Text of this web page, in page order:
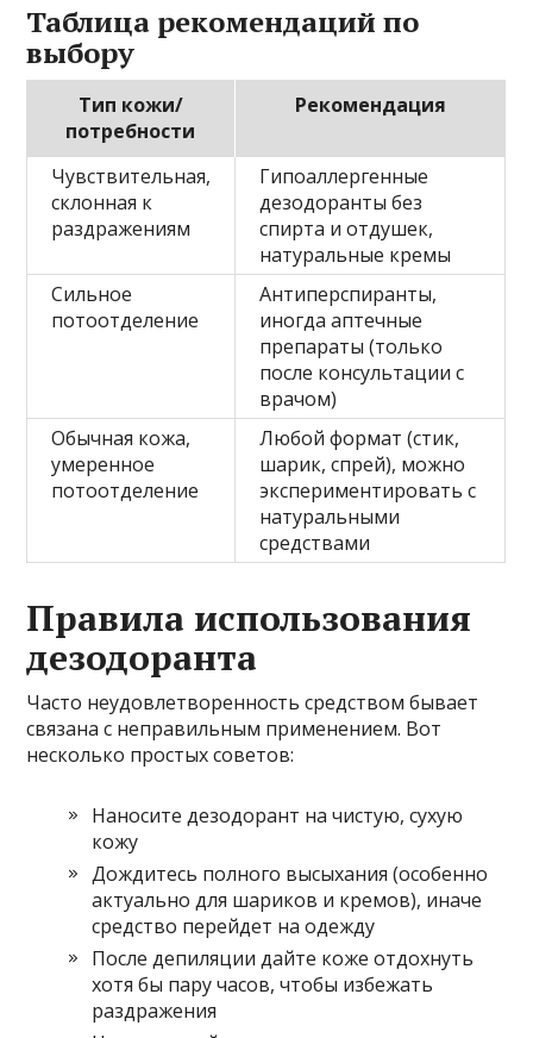
Таблица рекомендаций по
выбору
Тип кожи/
потребности
Рекомендация
Чувствительная,
склонная к
раздражениям
Гипоаллергенные
дезодоранты без
спирта и отдушек,
натуральные кремы
Сильное
потоотделение
Антиперспиранты,
иногда аптечные
препараты (только
после консультации с
врачом)
Обычная кожа,
умеренное
потоотделение
Любой формат (стик,
шарик, спрей), можно
экспериментировать с
натуральными
средствами
Правила использования
дезодоранта
Часто неудовлетворенность средством бывает
связана с неправильным применением. Вот
несколько простых советов:
Наносите дезодорант на чистую, сухую
кожу
Дождитесь полного высыхания (особенно
актуально для шариков и кремов), иначе
средство перейдет на одежду
После депиляции дайте коже отдохнуть
хотя бы пару часов, чтобы избежать
раздражения